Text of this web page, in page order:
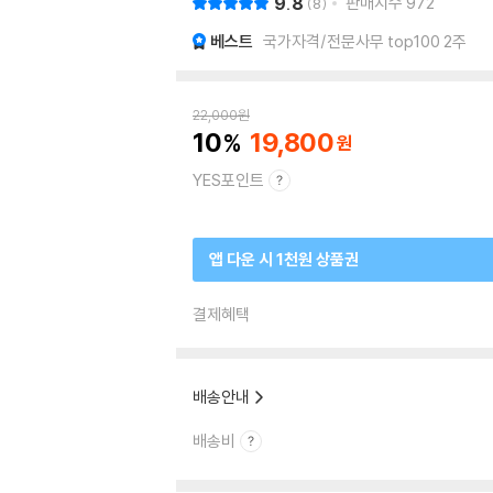
베스트 국가자격/전문사무 top100 2주
22,000원
10 19,800
YES포인트
앱 다운 시 1천원 상품권
결제혜택
배송안내
배송비